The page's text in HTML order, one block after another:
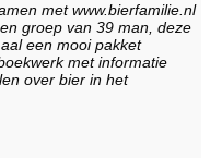
met www.bierfamilie.nl
groep van 39 man, deze
een mooi pakket
met informatie
over bier in het